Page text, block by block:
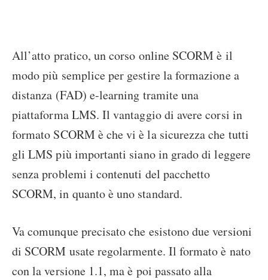
All’atto pratico, un corso online SCORM è il
modo più semplice per gestire la formazione a
distanza (FAD) e-learning tramite una
piattaforma LMS. Il vantaggio di avere corsi in
formato SCORM è che vi è la sicurezza che tutti
gli LMS più importanti siano in grado di leggere
senza problemi i contenuti del pacchetto
SCORM, in quanto è uno standard.
Va comunque precisato che esistono due versioni
di SCORM usate regolarmente. Il formato è nato
con la versione 1.1, ma è poi passato alla